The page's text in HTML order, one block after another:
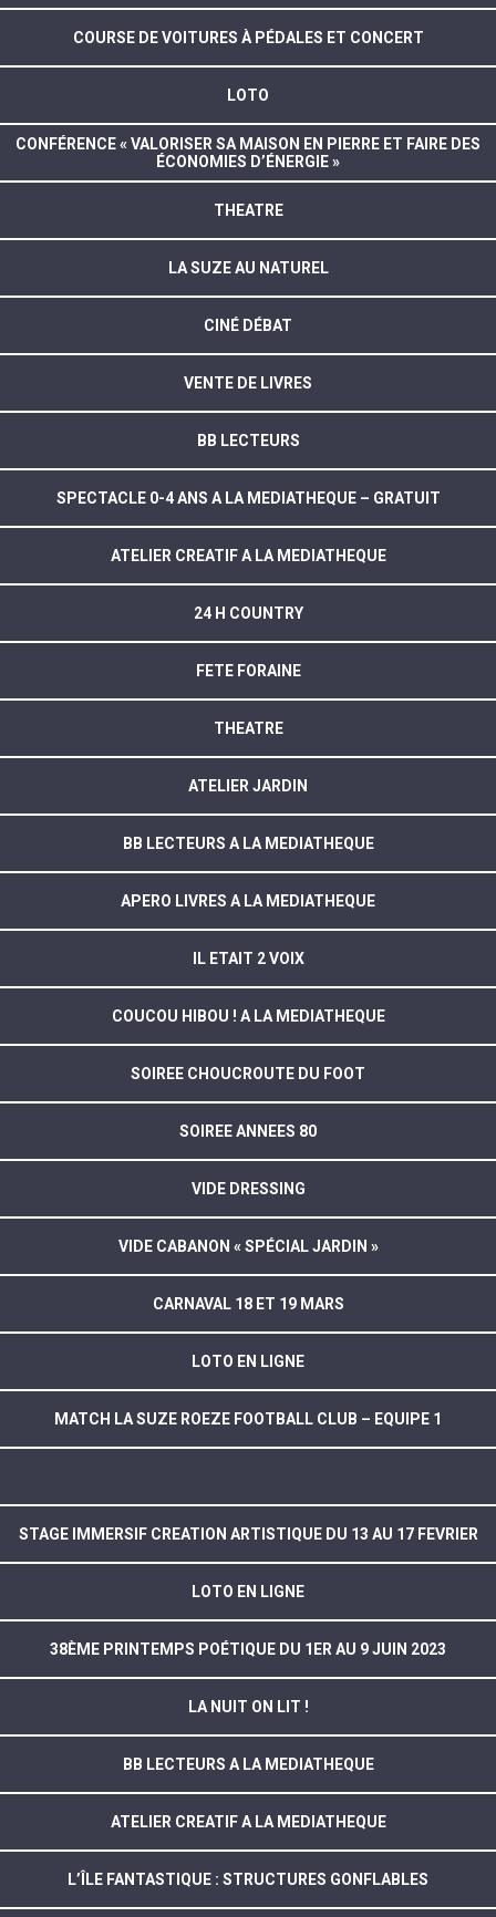
COURSE DE VOITURES À PÉDALES ET CONCERT
LOTO
CONFÉRENCE « VALORISER SA MAISON EN PIERRE ET FAIRE DES
ÉCONOMIES D’ÉNERGIE »
THEATRE
LA SUZE AU NATUREL
CINÉ DÉBAT
VENTE DE LIVRES
BB LECTEURS
SPECTACLE 0-4 ANS A LA MEDIATHEQUE – GRATUIT
ATELIER CREATIF A LA MEDIATHEQUE
24 H COUNTRY
FETE FORAINE
THEATRE
ATELIER JARDIN
BB LECTEURS A LA MEDIATHEQUE
APERO LIVRES A LA MEDIATHEQUE
IL ETAIT 2 VOIX
COUCOU HIBOU ! A LA MEDIATHEQUE
SOIREE CHOUCROUTE DU FOOT
SOIREE ANNEES 80
VIDE DRESSING
VIDE CABANON « SPÉCIAL JARDIN »
CARNAVAL 18 ET 19 MARS
LOTO EN LIGNE
MATCH LA SUZE ROEZE FOOTBALL CLUB – EQUIPE 1
STAGE IMMERSIF CREATION ARTISTIQUE DU 13 AU 17 FEVRIER
LOTO EN LIGNE
38ÈME PRINTEMPS POÉTIQUE DU 1ER AU 9 JUIN 2023
LA NUIT ON LIT !
BB LECTEURS A LA MEDIATHEQUE
ATELIER CREATIF A LA MEDIATHEQUE
L’ÎLE FANTASTIQUE : STRUCTURES GONFLABLES